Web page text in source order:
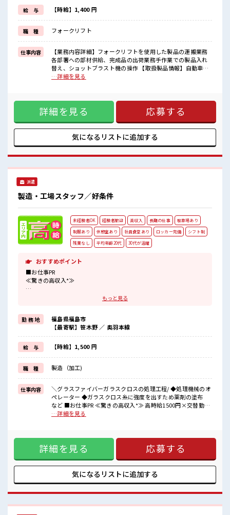
しっかり働く環境が整っています！
イチからスキルUP・ステップUP目指していきましょう！
≪自分に向いている仕事が探せる≫
困った事などがあれば、
担当がしっかりサポートします！
■職場の雰囲気
キバツ過ぎなければ髪色・髪型は自由！
あなたの個性を大事にできます♪
時間があれば昼寝もしちゃおう！
給 与 【時給】1,400 円
職 種 フォークリフト
仕事内容
【業務内容詳細】フォークリフトを使用した製品の運搬業務
各部署への部材供給、完成品の出荷業務手作業での製品入れ
替え、ショットブラスト機の操作 【取扱製品情報】自動車部
品 ■お仕事PR ≪適度な残業でお給料UP≫ 残業は月20時間未
選びに悩まずOK♪ ≪未経験の方も大カンゲイ≫ 新しいこと
にチャレンジするのは不安だけど、 しっかり働く環境が整っ
ています！ イチからスキルUP・ステップUP目指していきま
しょう！ ≪自分に向いている仕事が探せる≫ 困った事などが
あれば、 担当がしっかりサポートします！ ■職場の雰囲気 キ
バツ過ぎなければ髪色・髪型は自由！ あなたの個性を大事に
ランチ♪ 時間があれば昼寝もしちゃおう！
…詳細を見る
詳細を見る 応募する
気になるリストに追加する
派遣
製造・工場スタッフ／好条件
未経験者OK 経験者歓迎 高収入 長期の仕事
駐車場あり
制服あり
休憩室あり 社員食堂あり ロッカー完備
シフト制
残業なし
平均年齢20代 30代が活躍
おすすめポイント
■お仕事PR
≪驚きの高収入*≫
高時給1500円×交替勤務で稼げる！
《駐車場完備*》
敷地内の駐車場は無料で利用できます！
マイカー・バイクで通勤◎通勤もラクラクですね♪
周辺にはスーパー・飲食店があります！
買い物にも困りません♪
《残業なし*》
時間通りに帰れると予定がたてやすいからうれしいですね♪
プライベートも充実できちゃう！
《未経験カンゲイ*》
担当がしっかりサポートしてくれるのであんしん！
ぜひイチからレベルアップ目指しましょう☆
■職場の雰囲気
食堂は朝から営業！
しかも定食が290円で食べれちゃいます♪
できたてが食べたいアナタにおすすめです☆
もっと見る
勤 務 地
福島県福島市
【最寄駅】笹木野 ／ 奥羽本線
給 与 【時給】1,500 円
職 種 製造（加工)
仕事内容
＼グラスファイバーガラスクロスの処理工程/ ◆処理機械のオ
ペレーター ◆ガラスクロス糸に強度を出すため薬剤の塗布
など ■お仕事PR ≪驚きの高収入*≫ 高時給1500円×交替勤務
で稼げる！ がんばりがしっかり返ってくるのでヤリガイ抜群
スーパー・飲食店があります！ 買い物にも困りません♪ 《残
業なし*》 時間通りに帰れると予定がたてやすいからうれしい
ですね♪ プライベートも充実できちゃう！ 《未経験カンゲイ
*》 担当がしっかりサポートしてくれるのであんしん！ ぜひ
イチからレベルアップ目指しましょう☆ ■職場の雰囲気 施設
内は休憩室・ロッカー・更衣室が完備！ さらに食堂や売店も
ちゃいます♪ できたてが食べたいアナタにおすすめです☆
…詳細を見る
詳細を見る 応募する
気になるリストに追加する